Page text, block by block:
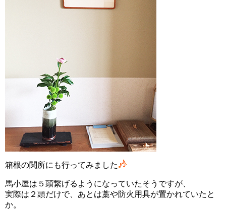
箱根の関所にも行ってみました
馬小屋は５頭繋げるようになっていたそうですが、
実際は２頭だけで、あとは藁や防火用具が置かれていたと
か。